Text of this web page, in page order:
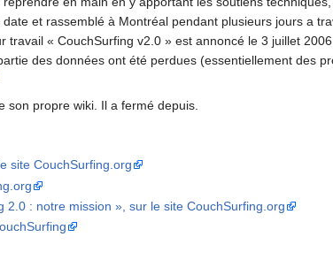
et rassemblé à Montréal pendant plusieurs jours a
travail « CouchSurfing v2.0 » est annoncé le 3 juillet
des données ont été perdues (essentiellement des
son propre wiki. Il a fermé depuis.
site CouchSurfing.org
2.0 : notre mission », sur le site CouchSurfing.org